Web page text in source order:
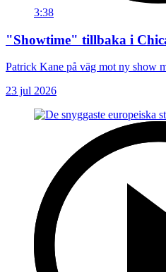
3:38
"Showtime" tillbaka i
Patrick Kane på väg mot ny show
23 jul 2026